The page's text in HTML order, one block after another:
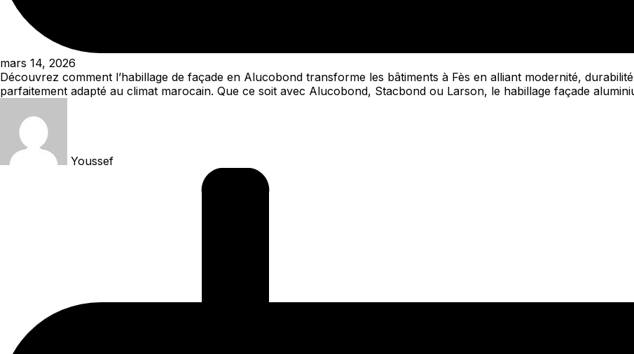
mars 14, 2026
Découvrez comment l’habillage de façade en Alucobond transforme les bâtiments à Fès en alliant modernité,
parfaitement adapté au climat marocain. Que ce soit avec Alucobond, Stacbond ou Larson, le habillage façade
Youssef